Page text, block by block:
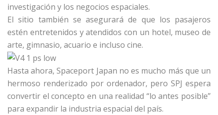
investigación y los negocios espaciales.
El sitio también se asegurará de que los pasajeros
estén entretenidos y atendidos con un hotel, museo de
arte, gimnasio, acuario e incluso cine.
Hasta ahora, Spaceport Japan no es mucho más que un
hermoso renderizado por ordenador, pero SPJ espera
convertir el concepto en una realidad “lo antes posible”
para expandir la industria espacial del país.